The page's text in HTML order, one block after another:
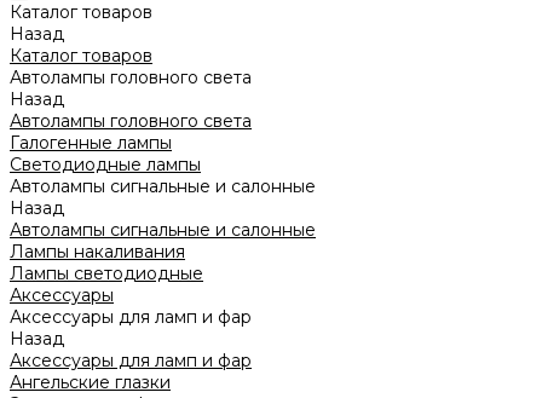
Каталог товаров
Назад
Каталог товаров
Автолампы головного света
Назад
Автолампы головного света
Галогенные лампы
Светодиодные лампы
Автолампы сигнальные и салонные
Назад
Автолампы сигнальные и салонные
Лампы накаливания
Лампы светодиодные
Аксессуары
Аксессуары для ламп и фар
Назад
Аксессуары для ламп и фар
Ангельские глазки